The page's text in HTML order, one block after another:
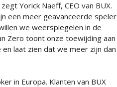
Yorick Naeff, CEO van BUX.
een meer geavanceerde speler
we weerspiegelen in de
Zero toont onze toewijding aan
laat zien dat we meer zijn dan
in Europa. Klanten van BUX